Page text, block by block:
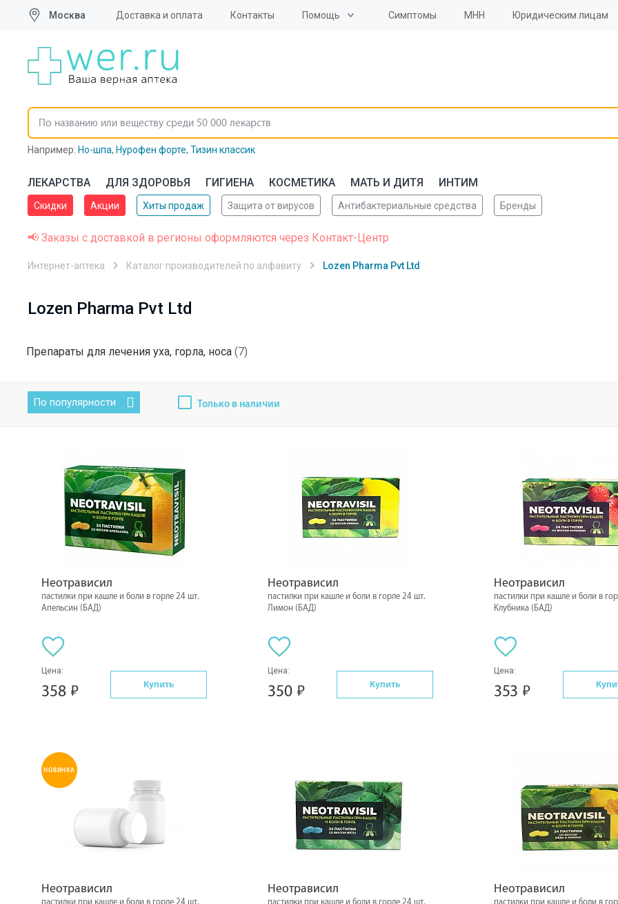
Москва Доставка и оплата Контакты Помощь Симптомы МНН Юридическим лицам
Например: Но-шпа, Нурофен форте, Тизин классик
ЛЕКАРСТВА ДЛЯ ЗДОРОВЬЯ ГИГИЕНА КОСМЕТИКА МАТЬ И ДИТЯ ИНТИМ
Скидки Акции Хиты продаж Защита от вирусов Антибактериальные средства Бренды
📢 Заказы с доставкой в регионы оформляются через Контакт-Центр
Интернет-аптека Каталог производителей по алфавиту Lozen Pharma Pvt Ltd
Lozen Pharma Pvt Ltd
Препараты для лечения уха, горла, носа (7)
По популярности Только в наличии
Неотрависил
пастилки при кашле и боли в горле 24 шт.
Апельсин (БАД)
Цена:
358 Купить
Неотрависил
пастилки при кашле и боли в горле 24 шт.
Лимон (БАД)
Цена:
350 Купить
Неотрависил
пастилки при кашле и боли в
Клубника (БАД)
Цена:
353
НОВИНКА
Неотрависил
пастилки при кашле и боли в горле 24 шт.
Неотрависил
пастилки при кашле и боли в горле 24 шт.
Неотрависил
пастилки при кашле и боли в